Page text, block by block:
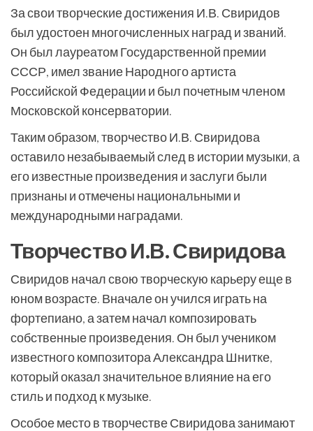
За свои творческие достижения И.В. Свиридов
был удостоен многочисленных наград и званий.
Он был лауреатом Государственной премии
СССР, имел звание Народного артиста
Российской Федерации и был почетным членом
Московской консерватории.
Таким образом, творчество И.В. Свиридова
оставило незабываемый след в истории музыки, а
его известные произведения и заслуги были
признаны и отмечены национальными и
международными наградами.
Творчество И.В. Свиридова
Свиридов начал свою творческую карьеру еще в
юном возрасте. Вначале он учился играть на
фортепиано, а затем начал композировать
собственные произведения. Он был учеником
известного композитора Александра Шнитке,
который оказал значительное влияние на его
стиль и подход к музыке.
Особое место в творчестве Свиридова занимают